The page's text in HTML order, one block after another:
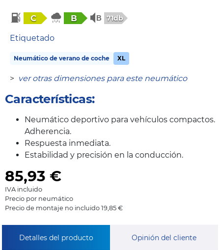
C B 71db
Etiquetado
Neumático de verano de coche XL
> ver otras dimensiones para este neumático
Características:
Neumático deportivo para vehículos compactos.
Adherencia.
Respuesta inmediata.
Estabilidad y precisión en la conducción.
85,93 €
IVA incluido
Precio por neumático
Precio de montaje no incluido 19,85 €
Detalles del producto Opinión del cliente